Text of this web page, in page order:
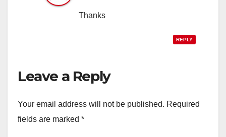
Thanks
REPLY
Leave a Reply
Your email address will not be published. Required
fields are marked *